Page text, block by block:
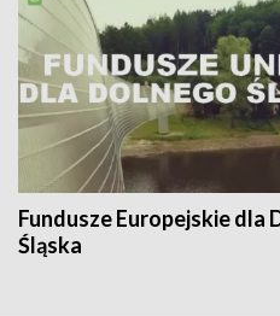
Fundusze Europejskie dla
Śląska